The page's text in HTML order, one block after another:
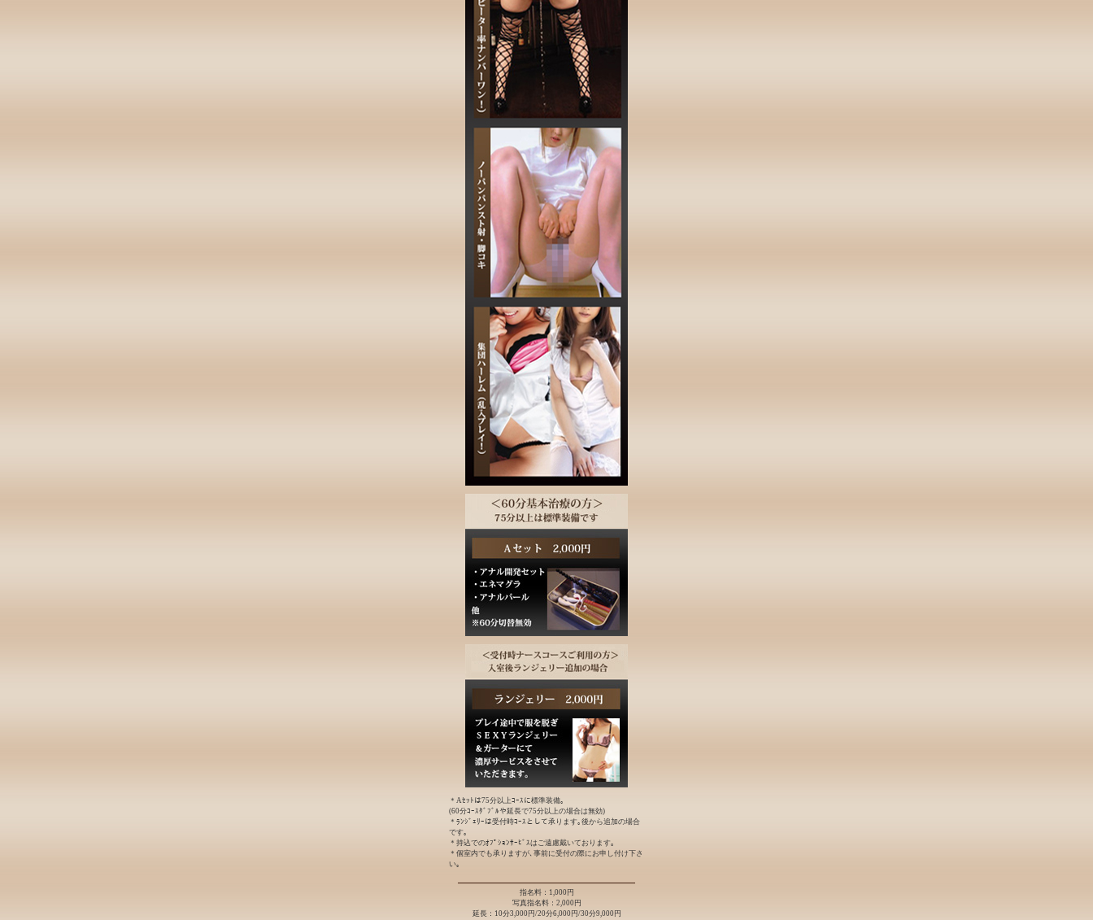
＊Aｾｯﾄは75分以上ｺｰｽに標準装備｡
(60分ｺｰｽﾀﾞﾌﾞﾙや延長で75分以上の場合は無効)
＊ﾗﾝｼﾞｪﾘｰは受付時ｺｰｽとして承ります｡後から追加の場合
です｡
＊持込でのｵﾌﾟｼｮﾝｻｰﾋﾞｽはご遠慮戴いております｡
＊個室内でも承りますが､事前に受付の際にお申し付け下さ
い｡
指名料：1,000円
写真指名料：2,000円
延長：10分3,000円/20分6,000円/30分9,000円